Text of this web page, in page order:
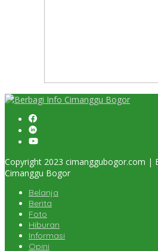
Copyright 2023 cimanggubogor.com |
Cimanggu Bogor
Belanja
Berita
Foto
Hiburan
Informasi
Opini